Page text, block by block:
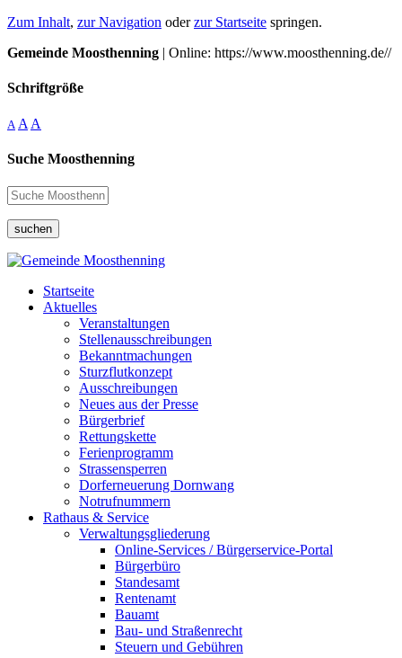
Zum Inhalt, zur Navigation oderzur Startseite springen.
Gemeinde Moosthenning | Online: https://www.moosthenning.de//
Schriftgröße
A A A
Suche Moosthenning
suchen
Startseite
Aktuelles
Veranstaltungen
Stellenausschreibungen
Bekanntmachungen
Sturzflutkonzept
Ausschreibungen
Neues aus der Presse
Bürgerbrief
Rettungskette
Ferienprogramm
Strassensperren
Dorferneuerung Dornwang
Notrufnummern
Rathaus & Service
Verwaltungsgliederung
Online-Services / Bürgerservice-Portal
Bürgerbüro
Standesamt
Rentenamt
Bauamt
Bau- und Straßenrecht
Steuern und Gebühren